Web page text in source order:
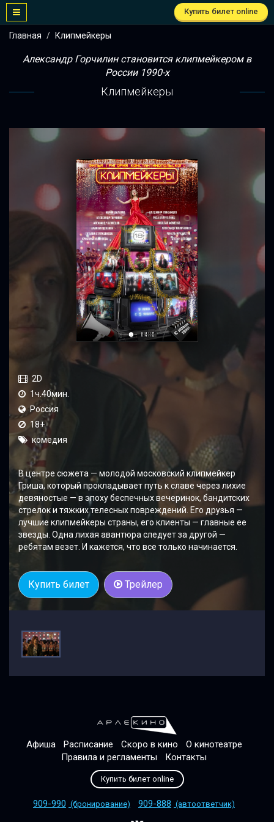
Купить билет online
Главная Клипмейкеры
Александр Горчилин становится клипмейкером в
России 1990-х
Клипмейкеры
2D
1ч.40мин.
Россия
18+
комедия
В центре сюжета — молодой московский клипмейкер
Гриша, который прокладывает путь к славе через лихие
девяностые — в эпоху беспечных вечеринок, бандитских
стрелок и тяжких телесных повреждений. Его друзья —
лучшие клипмейкеры страны, его клиенты — главные ее
звезды. Одна лихая авантюра следует за другой —
ребятам везет. И кажется, что все только начинается.
Купить билет Трейлер
Афиша Расписание Скоро в кино
О кинотеатре
Правила и регламенты
Контакты
Купить билет online
909-990 (бронирование) 909-888 (автоответчик)